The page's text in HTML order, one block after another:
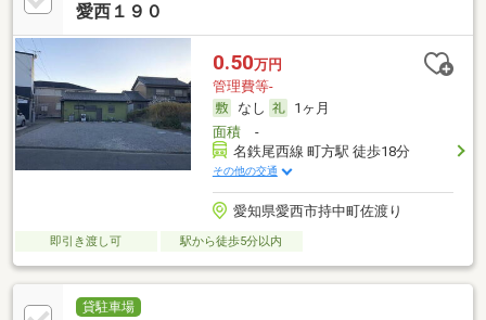
愛西１９０
0.50万円
管理費等-
なし
1ヶ月
面積-
名鉄尾西線 町方駅 徒歩18分
その他の交通
愛知県愛西市持中町佐渡り
即引き渡し可 駅から徒歩5分以内
貸駐車場